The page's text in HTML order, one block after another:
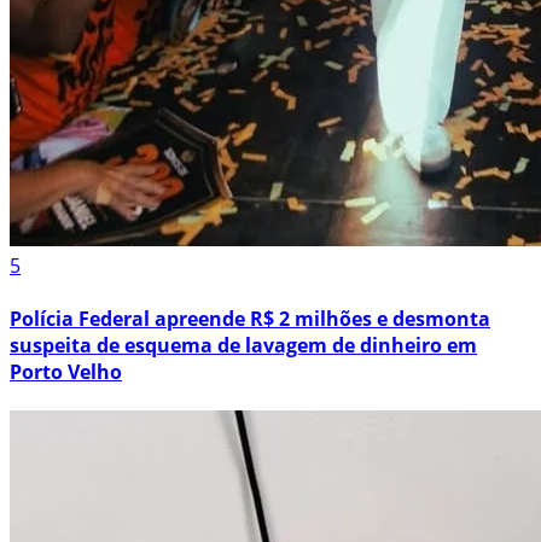
5
Polícia Federal apreende R$ 2 milhões e desmonta
suspeita de esquema de lavagem de dinheiro em
Porto Velho